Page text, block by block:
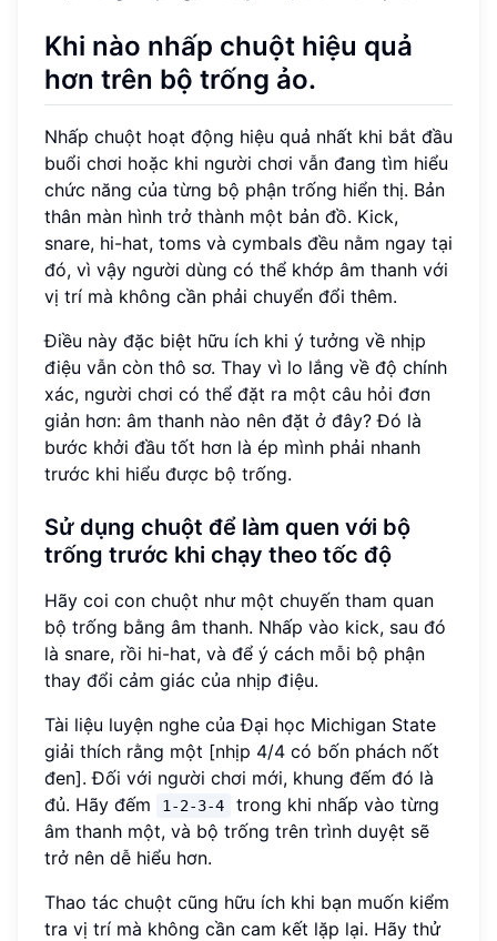
Khi nào nhấp chuột hiệu quả
hơn trên bộ trống ảo.
Nhấp chuột hoạt động hiệu quả nhất khi bắt đầu
buổi chơi hoặc khi người chơi vẫn đang tìm hiểu
chức năng của từng bộ phận trống hiển thị. Bản
thân màn hình trở thành một bản đồ. Kick,
snare, hi-hat, toms và cymbals đều nằm ngay tại
đó, vì vậy người dùng có thể khớp âm thanh với
vị trí mà không cần phải chuyển đổi thêm.
Điều này đặc biệt hữu ích khi ý tưởng về nhịp
điệu vẫn còn thô sơ. Thay vì lo lắng về độ chính
xác, người chơi có thể đặt ra một câu hỏi đơn
giản hơn: âm thanh nào nên đặt ở đây? Đó là
bước khởi đầu tốt hơn là ép mình phải nhanh
trước khi hiểu được bộ trống.
Sử dụng chuột để làm quen với bộ
trống trước khi chạy theo tốc độ
Hãy coi con chuột như một chuyến tham quan
bộ trống bằng âm thanh. Nhấp vào kick, sau đó
là snare, rồi hi-hat, và để ý cách mỗi bộ phận
thay đổi cảm giác của nhịp điệu.
Tài liệu luyện nghe của Đại học Michigan State
giải thích rằng một [nhịp 4/4 có bốn phách nốt
đen]. Đối với người chơi mới, khung đếm đó là
đủ. Hãy đếm
1-2-3-4
trong khi nhấp vào từng
âm thanh một, và bộ trống trên trình duyệt sẽ
trở nên dễ hiểu hơn.
Thao tác chuột cũng hữu ích khi bạn muốn kiểm
tra vị trí mà không cần cam kết lặp lại. Hãy thử